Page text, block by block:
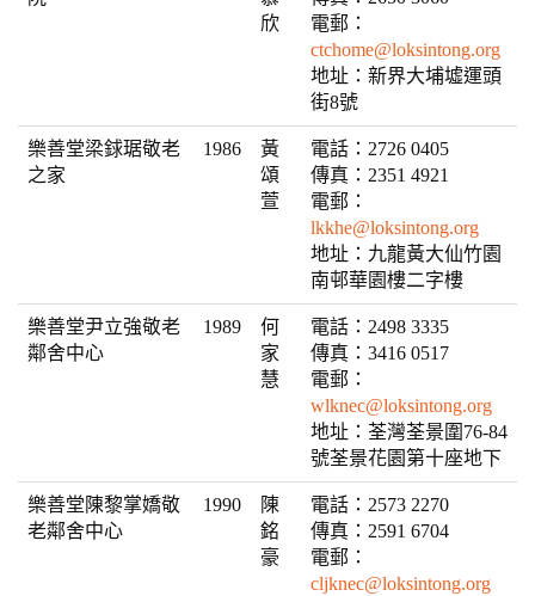
欣
電郵：
ctchome@loksintong.org
地址：新界大埔墟運頭
街8號
樂善堂梁銶琚敬老
之家
1986
黃
頌
萱
電話：2726 0405
傳真：2351 4921
電郵：
lkkhe@loksintong.org
地址：九龍黃大仙竹園
南邨華園樓二字樓
樂善堂尹立強敬老
鄰舍中心
1989
何
家
慧
電話：2498 3335
傳真：3416 0517
電郵：
wlknec@loksintong.org
地址：荃灣荃景圍76-84
號荃景花園第十座地下
樂善堂陳黎掌嬌敬
老鄰舍中心
1990
陳
銘
豪
電話：2573 2270
傳真：2591 6704
電郵：
cljknec@loksintong.org